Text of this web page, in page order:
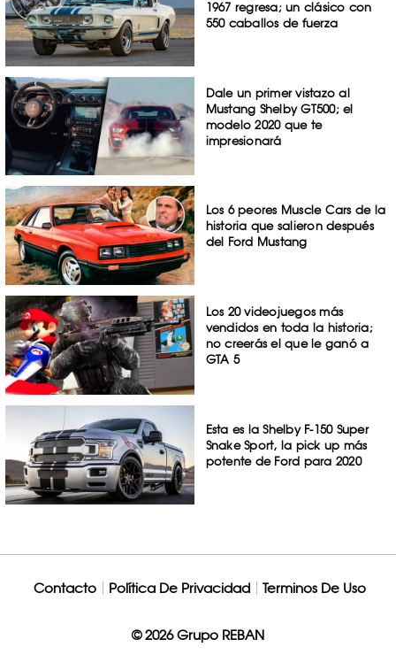
1967 regresa; un clásico con
550 caballos de fuerza
Dale un primer vistazo al
Mustang Shelby GT500; el
modelo 2020 que te
impresionará
Los 6 peores Muscle Cars de la
historia que salieron después
del Ford Mustang
Los 20 videojuegos más
vendidos en toda la historia;
no creerás el que le ganó a
GTA 5
Esta es la Shelby F-150 Super
Snake Sport, la pick up más
potente de Ford para 2020
Contacto Política De Privacidad Terminos De Uso
© 2026 Grupo REBAN